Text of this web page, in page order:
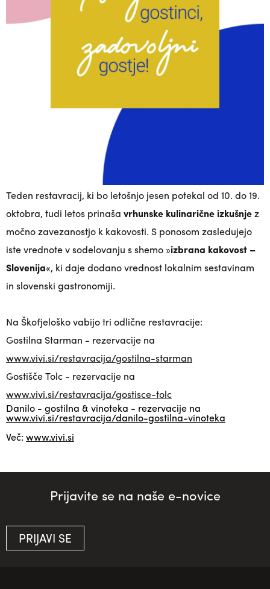
Teden restavracij, ki bo letošnjo jesen potekal od 10. do 19.
oktobra, tudi letos prinaša vrhunske kulinarične izkušnjez
močno zavezanostjo k kakovosti. S ponosom zasledujejo
iste vrednote v sodelovanju s shemo »izbrana kakovost –
Slovenija«, ki daje dodano vrednost lokalnim sestavinam
in slovenski gastronomiji.
Na Škofjeloško vabijo tri odlične restavracije:
Gostilna Starman - rezervacije na
www.vivi.si/restavracija/gostilna-starman
Gostišče Tolc - rezervacije na
www.vivi.si/restavracija/gostisce-tolc
Danilo - gostilna & vinoteka - rezervacije na
www.vivi.si/restavracija/danilo-gostilna-vinoteka
Več: www.vivi.si
Prijavite se na naše e-novice
PRIJAVI SE